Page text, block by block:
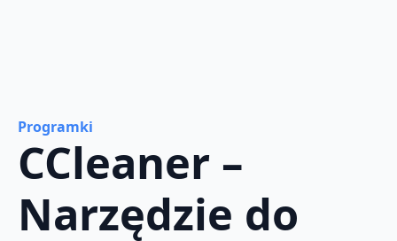
Programki
CCleaner –
Narzędzie do